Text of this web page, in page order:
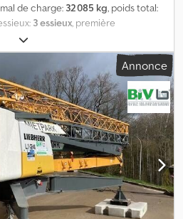
de charge: 32 085 kg, poids total:
3 essieux, première
à grain,\nplate-
d'informations par
Afew Hin Dsijkr
Annonce